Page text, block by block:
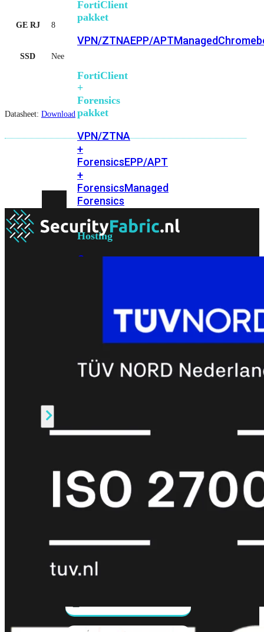
FortiClient
pakket
VPN/ZTNAEPP/APTManaged
FortiClient
+
Forensics
pakket
VPN/ZTNA
+
ForensicsEPP/APT
+
ForensicsManaged
Forensics
Hosting
On-
FortiClientFortiEndpoint
FortiSwitch
GE RJ 8
SSD Nee
Datasheet: Download